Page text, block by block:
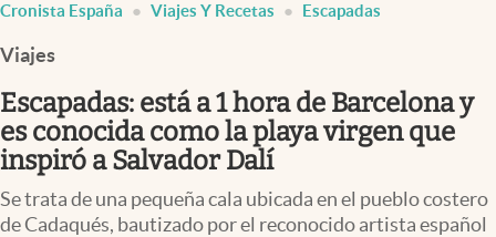
España
Cronista España Viajes Y Recetas Escapadas
Viajes
Escapadas: está a 1 hora de Barcelona y
es conocida como la playa virgen que
inspiró a Salvador Dalí
Se trata de una pequeña cala ubicada en el pueblo costero
de Cadaqués, bautizado por el reconocido artista español